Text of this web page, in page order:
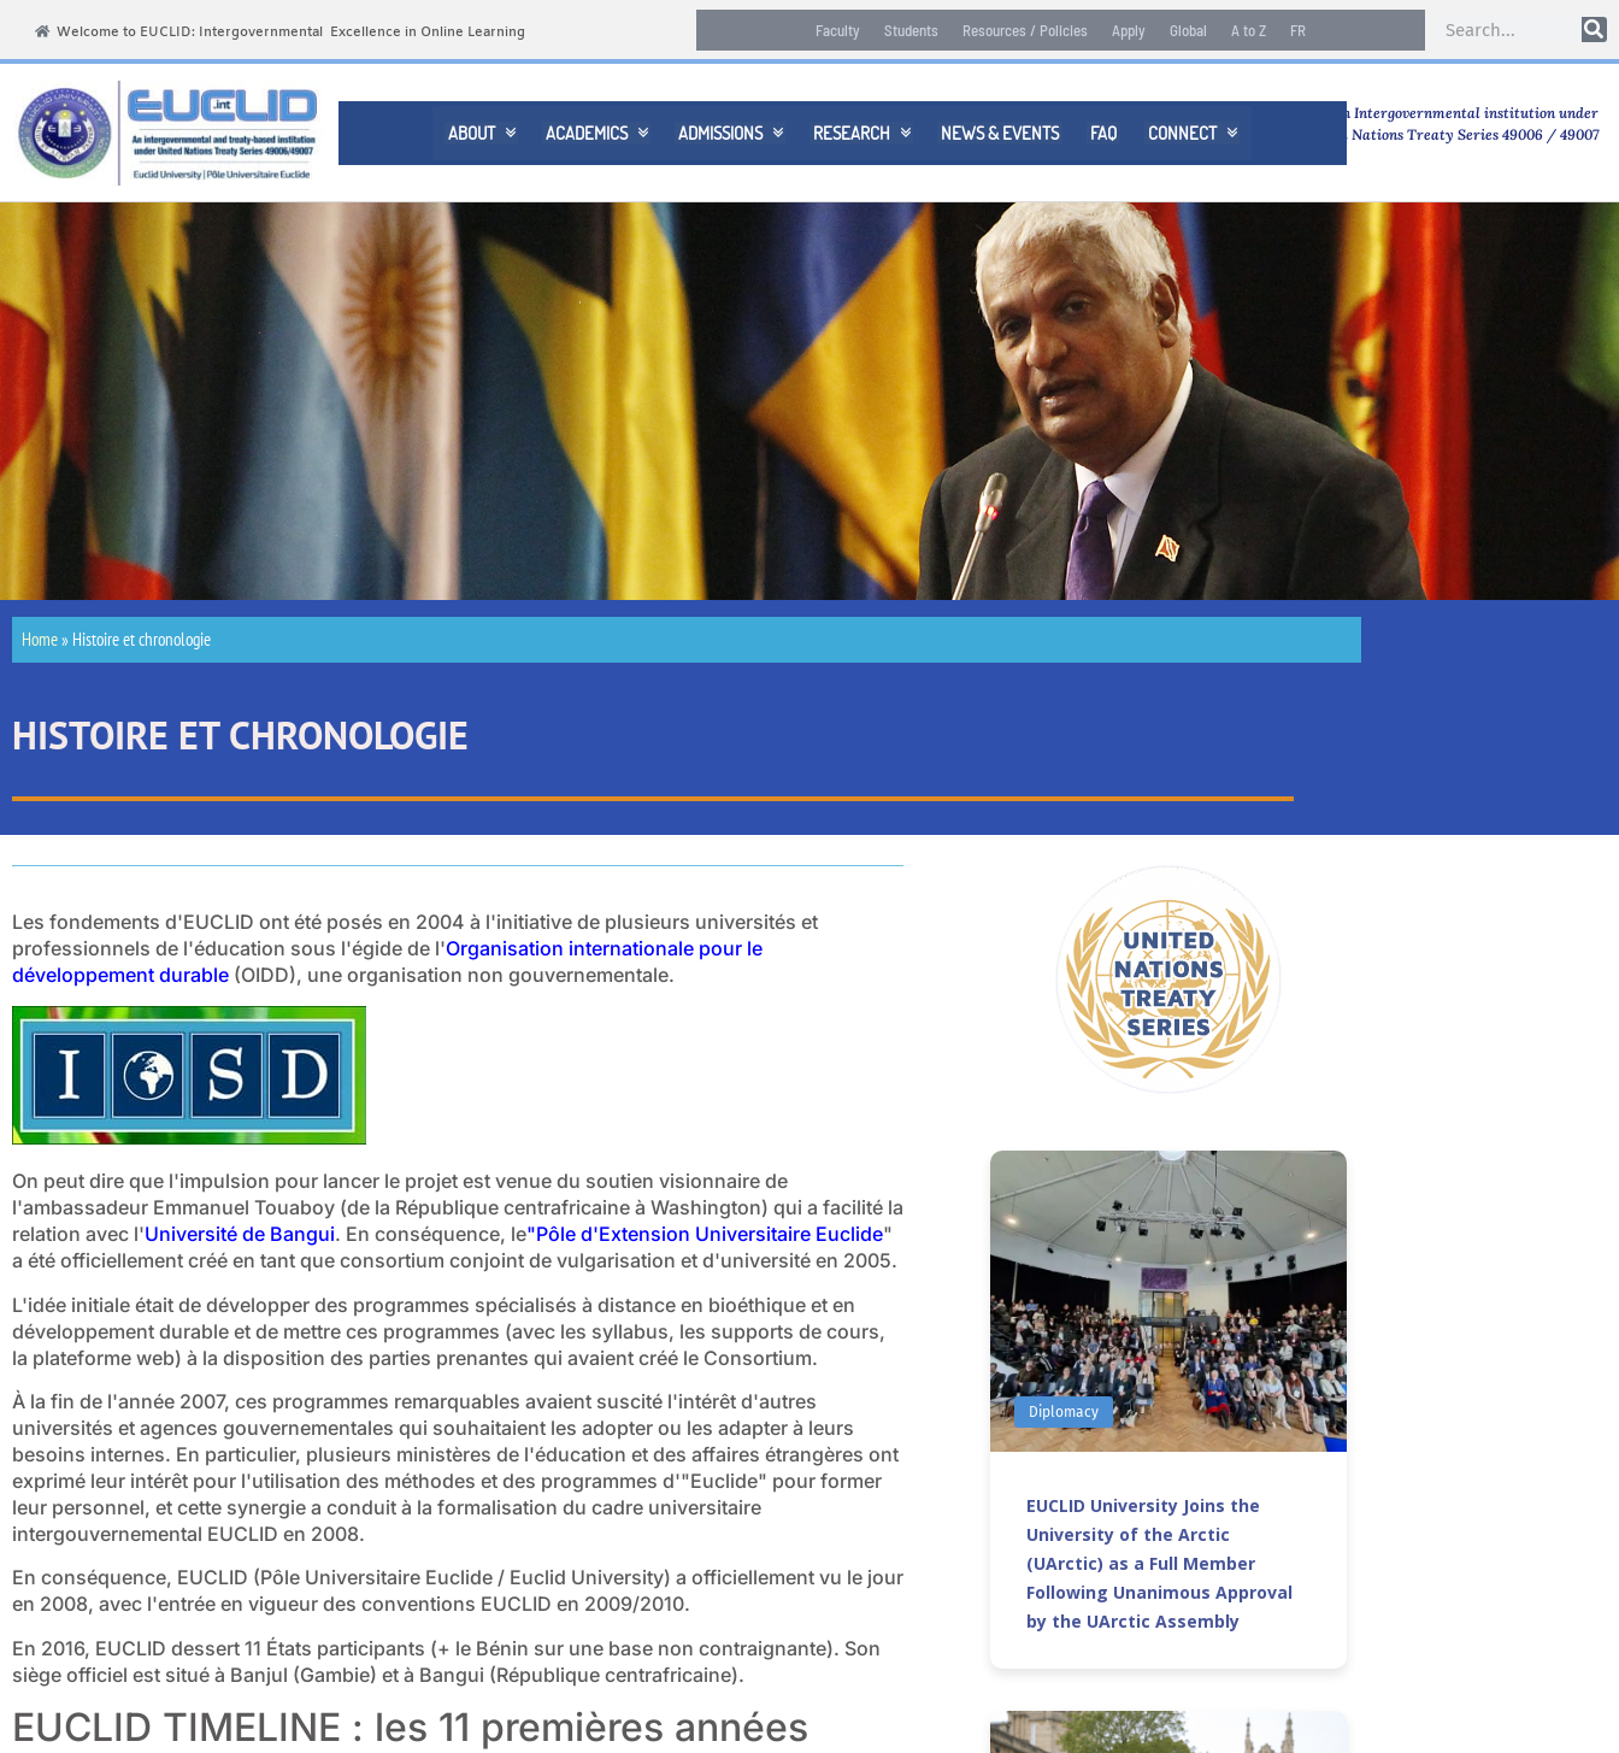
Welcome to EUCLID: Intergovernmental Excellence in Online Learning Faculty Students Resources / Policies Apply Global A to Z FR
ABOUT  ACADEMICS  ADMISSIONS  RESEARCH  NEWS & EVENTS FAQ CONNECT 
An Intergovernmental institution under
United Nations Treaty Series 49006 / 49007
Home» Histoire et chronologie
HISTOIRE ET CHRONOLOGIE
Les fondements d'EUCLID ont été posés en 2004 à l'initiative de plusieurs universités et
professionnels de l'éducation sous l'égide de l'Organisation internationale pour le
développement durable (OIDD), une organisation non gouvernementale.
On peut dire que l'impulsion pour lancer le projet est venue du soutien visionnaire de
l'ambassadeur Emmanuel Touaboy (de la République centrafricaine à Washington) qui a facilité la
relation avec l'Université de Bangui. En conséquence, le"Pôle d'Extension Universitaire Euclide"
a été officiellement créé en tant que consortium conjoint de vulgarisation et d'université en 2005.
L'idée initiale était de développer des programmes spécialisés à distance en bioéthique et en
développement durable et de mettre ces programmes (avec les syllabus, les supports de cours,
la plateforme web) à la disposition des parties prenantes qui avaient créé le Consortium.
À la fin de l'année 2007, ces programmes remarquables avaient suscité l'intérêt d'autres
universités et agences gouvernementales qui souhaitaient les adopter ou les adapter à leurs
besoins internes. En particulier, plusieurs ministères de l'éducation et des affaires étrangères ont
exprimé leur intérêt pour l'utilisation des méthodes et des programmes d'"Euclide" pour former
leur personnel, et cette synergie a conduit à la formalisation du cadre universitaire
intergouvernemental EUCLID en 2008.
En conséquence, EUCLID (Pôle Universitaire Euclide / Euclid University) a officiellement vu le jour
en 2008, avec l'entrée en vigueur des conventions EUCLID en 2009/2010.
En 2016, EUCLID dessert 11 États participants (+ le Bénin sur une base non contraignante). Son
siège officiel est situé à Banjul (Gambie) et à Bangui (République centrafricaine).
EUCLID TIMELINE : les 11 premières années
Diplomacy
EUCLID University Joins the
University of the Arctic
(UArctic) as a Full Member
Following Unanimous Approval
by the UArctic Assembly